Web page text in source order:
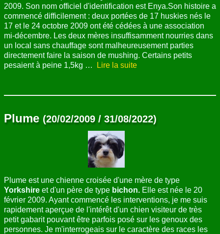
2009. Son nom officiel d'identification est Enya.Son histoire a
commencé difficilement : deux portées de 17 huskies nés le
17 et le 24 octobre 2009 ont été cédées à une association
mi-décembre. Les deux mères insuffisamment nourries dans
un local sans chauffage sont malheureusement parties
directement faire la saison de mushing. Certains petits
pesaient à peine 1,5kg …
Lire la suite
Plume (20/02/2009 / 31/08/2022)
Plume est une chienne croisée d'une mère de type
Yorkshire et d'un père de type bichon. Elle est née le 20
février 2009. Ayant commencé les interventions, je me suis
rapidement aperçue de l'intérêt d'un chien visiteur de très
petit gabarit pouvant être parfois posé sur les genoux des
personnes. Je m'interrogeais sur le caractère des races les